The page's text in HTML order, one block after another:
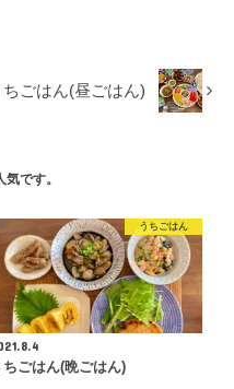
ちごはん(昼ごはん)
です。
うちごはん
ちごはん(晩ごはん)